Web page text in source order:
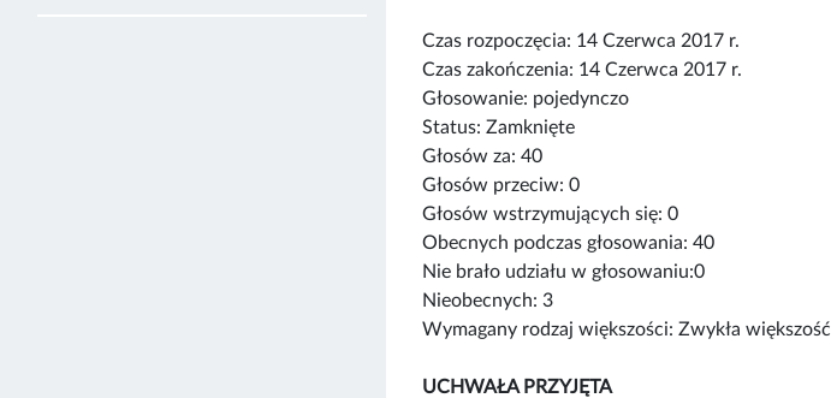
Czas rozpoczęcia: 14 Czerwca 2017 r.
Czas zakończenia: 14 Czerwca 2017 r.
Głosowanie: pojedynczo
Status: Zamknięte
Głosów za: 40
Głosów przeciw: 0
Głosów wstrzymujących się: 0
Obecnych podczas głosowania: 40
Nie brało udziału w głosowaniu:0
Nieobecnych: 3
Wymagany rodzaj większości: Zwykła większość
UCHWAŁA PRZYJĘTA